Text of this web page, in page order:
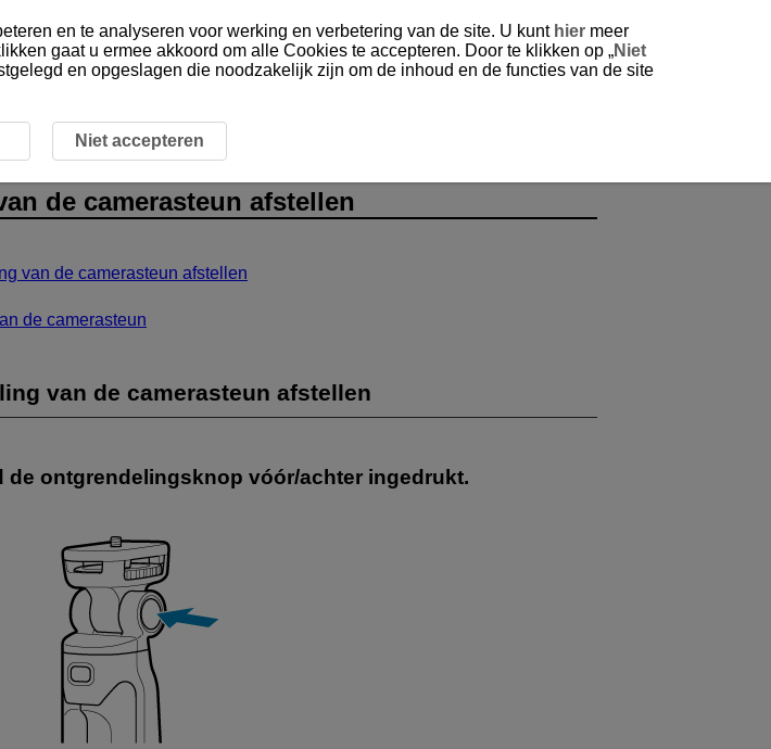
de camerasteun afstellen
van de camerasteun afstellen
de camerasteun
van de camerasteun afstellen
de ontgrendelingsknop vóór/achter ingedrukt.
en te analyseren voor werking en verbetering van de site. U kunt hier meer
gaat u ermee akkoord om alle Cookies te accepteren. Door te klikken op „Niet
en opgeslagen die noodzakelijk zijn om de inhoud en de functies van de site
Niet accepteren